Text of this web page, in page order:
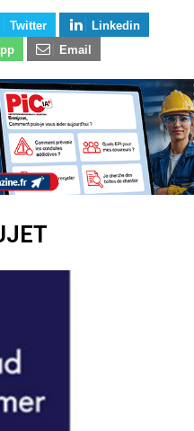
Twitter
Linkedin
Email